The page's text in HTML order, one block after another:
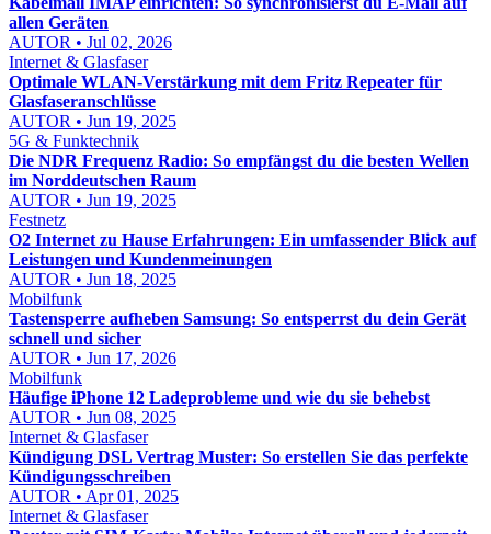
allen Geräten
AUTOR • Jul 02, 2026
Internet & Glasfaser
Optimale WLAN-Verstärkung mit dem Fritz Repeater für
Glasfaseranschlüsse
AUTOR • Jun 19, 2025
5G & Funktechnik
Die NDR Frequenz Radio: So empfängst du die besten Wellen
im Norddeutschen Raum
AUTOR • Jun 19, 2025
Festnetz
O2 Internet zu Hause Erfahrungen: Ein umfassender Blick auf
Leistungen und Kundenmeinungen
AUTOR • Jun 18, 2025
Mobilfunk
Tastensperre aufheben Samsung: So entsperrst du dein Gerät
schnell und sicher
AUTOR • Jun 17, 2026
Mobilfunk
Häufige iPhone 12 Ladeprobleme und wie du sie behebst
AUTOR • Jun 08, 2025
Internet & Glasfaser
Kündigung DSL Vertrag Muster: So erstellen Sie das perfekte
Kündigungsschreiben
AUTOR • Apr 01, 2025
Internet & Glasfaser